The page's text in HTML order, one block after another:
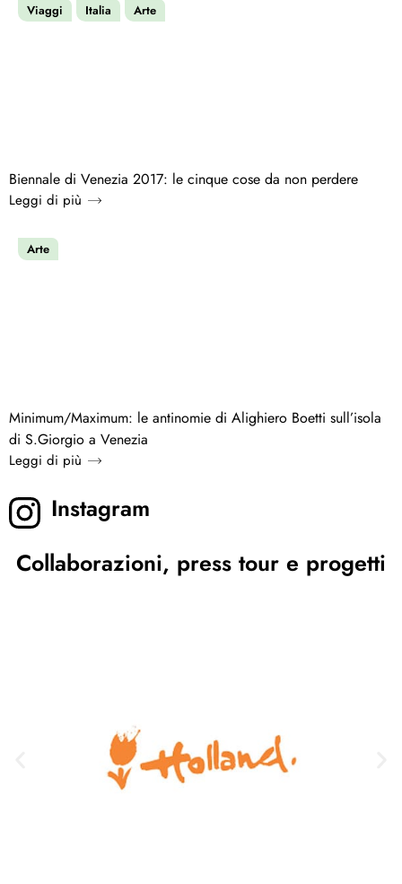
Viaggi Italia Arte
Biennale di Venezia 2017: le cinque cose da non perdere
Leggi di più
Arte
Minimum/Maximum: le antinomie di Alighiero Boetti sull’isola
di S.Giorgio a Venezia
Leggi di più
Instagram
Collaborazioni, press tour e progetti